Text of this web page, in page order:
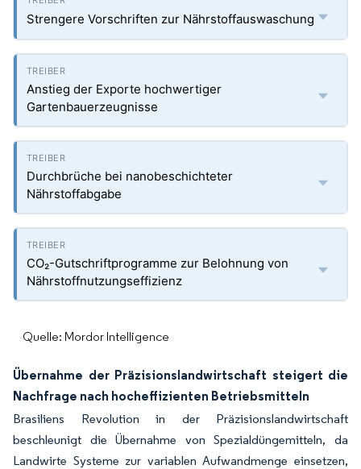
Strengere Vorschriften zur Nährstoffauswaschung
Anstieg der Exporte hochwertiger
Gartenbauerzeugnisse
Durchbrüche bei nanobeschichteter
Nährstoffabgabe
CO₂-Gutschriftprogramme zur Belohnung von
Nährstoffnutzungseffizienz
Quelle: Mordor Intelligence
Übernahme der Präzisionslandwirtschaft steigert die
Nachfrage nach hocheffizienten Betriebsmitteln
Brasiliens Revolution in der Präzisionslandwirtschaft
beschleunigt die Übernahme von Spezialdüngemitteln, da
Landwirte Systeme zur variablen Aufwandmenge einsetzen,